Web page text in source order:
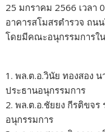
25 มกราคม 2566 เวลา
อาคารสโมสรตำรวจ ถน
โดยมีคณะอนุกรรมการใ
1. พล.ต.อ.วินัย ทองสอง
ประธานอนุกรรมการ
2. พล.ต.อ.ชัยยง กีรติขจร
อนุกรรมการ